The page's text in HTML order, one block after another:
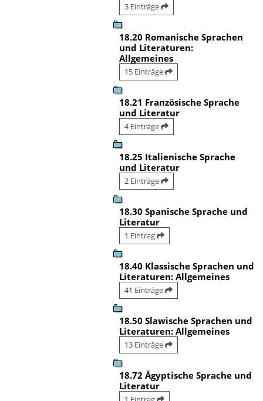
3 Einträge
18.20 Romanische Sprachen
und Literaturen:
Allgemeines
15 Einträge
18.21 Französische Sprache
und Literatur
4 Einträge
18.25 Italienische Sprache
und Literatur
2 Einträge
18.30 Spanische Sprache und
Literatur
1 Eintrag
18.40 Klassische Sprachen und
Literaturen: Allgemeines
41 Einträge
18.50 Slawische Sprachen und
Literaturen: Allgemeines
13 Einträge
18.72 Ägyptische Sprache und
Literatur